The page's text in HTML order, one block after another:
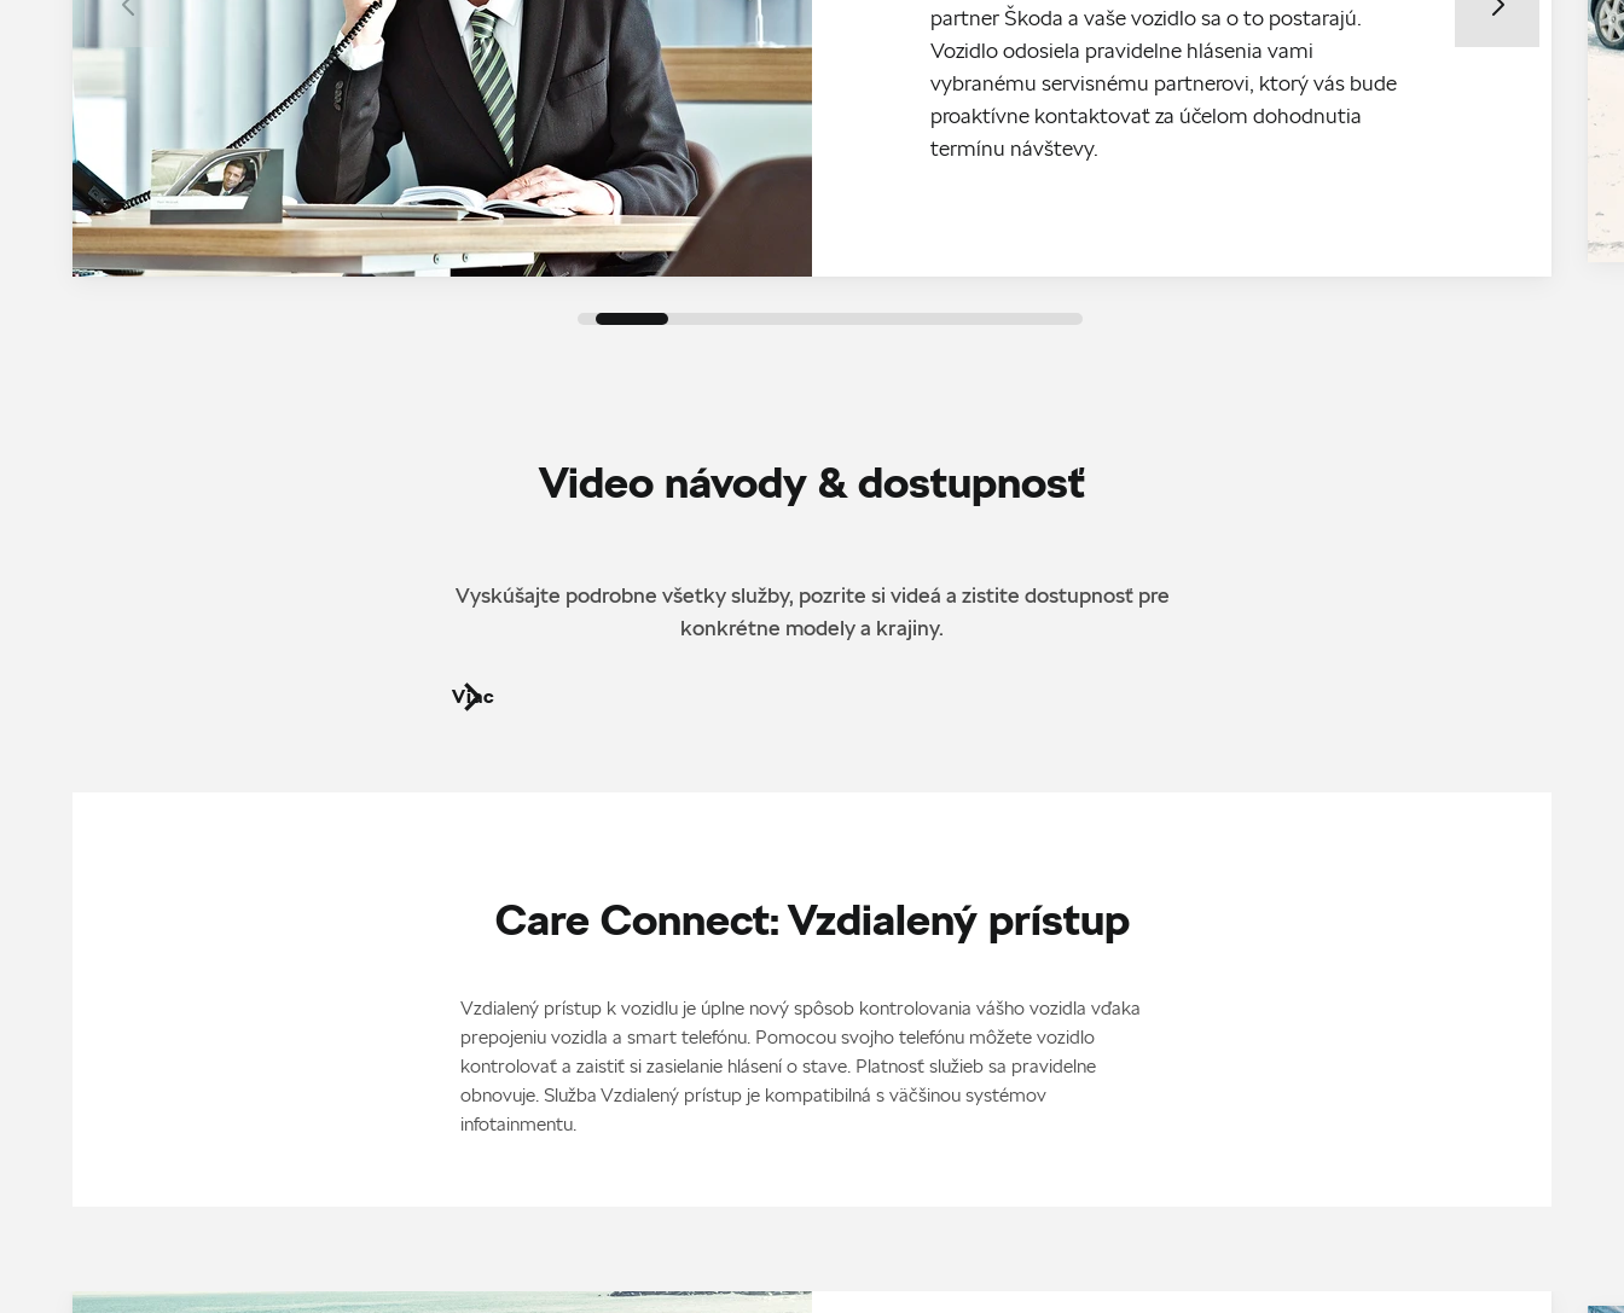
partner Škoda a vaše vozidlo sa o to postarajú.
Vozidlo odosiela pravidelne hlásenia vami
vybranému servisnému partnerovi, ktorý vás bude
proaktívne kontaktovať za účelom dohodnutia
termínu návštevy.
Video návody & dostupnosť
Vyskúšajte podrobne všetky služby, pozrite si videá a zistite dostupnosť pre
konkrétne modely a krajiny.
Viac
Care Connect: Vzdialený prístup
Vzdialený prístup k vozidlu je úplne nový spôsob kontrolovania vášho vozidla vďaka
prepojeniu vozidla a smart telefónu. Pomocou svojho telefónu môžete vozidlo
kontrolovať a zaistiť si zasielanie hlásení o stave. Platnosť služieb sa pravidelne
obnovuje. Služba Vzdialený prístup je kompatibilná s väčšinou systémov
infotainmentu.